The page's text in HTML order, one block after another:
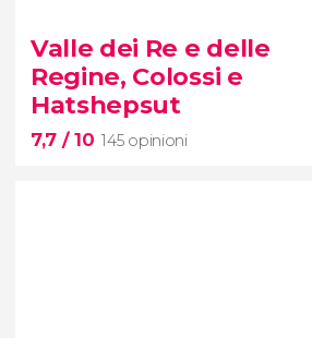
16 opinioni
escursione con
Valle dei Re e delle
Regine, Colossi e
Hatshepsut
7,7 / 10 145 opinioni